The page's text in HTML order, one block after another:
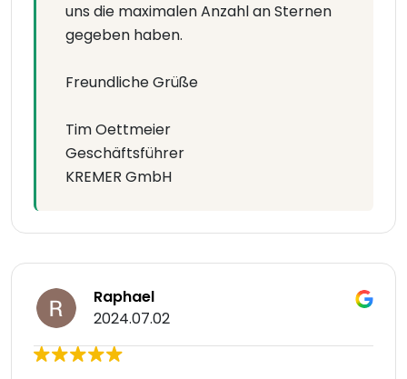
uns die maximalen Anzahl an Sternen
gegeben haben.
Freundliche Grüße
Tim Oettmeier
Geschäftsführer
KREMER GmbH
Raphael
2024.07.02